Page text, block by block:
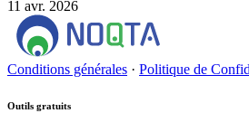
11 avr. 2026
Conditions générales · Politique de
Outils gratuits